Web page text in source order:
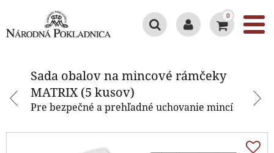
0
Sada obalov na mincové rámčeky
MATRIX (5 kusov)
Pre bezpečné a prehľadné uchovanie mincí
Sada obalov na mincové rámčeky